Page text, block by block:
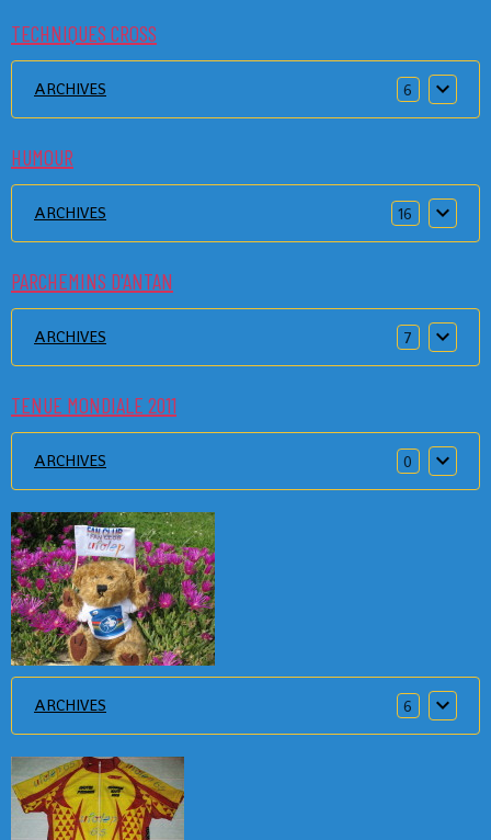
TECHNIQUES CROSS
ARCHIVES 6
HUMOUR
ARCHIVES 16
PARCHEMINS D'ANTAN
ARCHIVES 7
TENUE MONDIALE 2011
ARCHIVES 0
ARCHIVES 6